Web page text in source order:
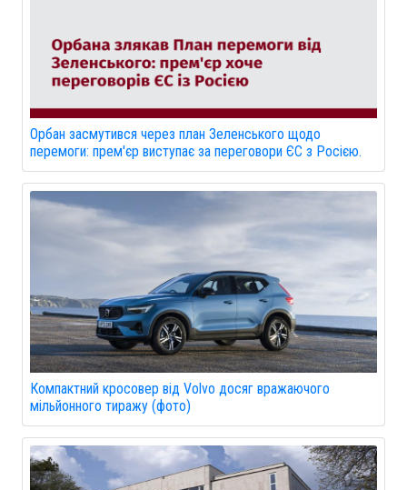
Орбан засмутився через план Зеленського щодо
перемоги: прем'єр виступає за переговори ЄС з Росією.
Компактний кросовер від Volvo досяг вражаючого
мільйонного тиражу (фото)